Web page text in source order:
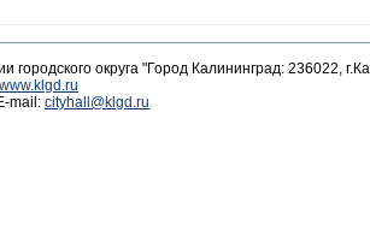
городского округа "Город Калининград: 236022,
www.klgd.ru
mail: cityhall@klgd.ru